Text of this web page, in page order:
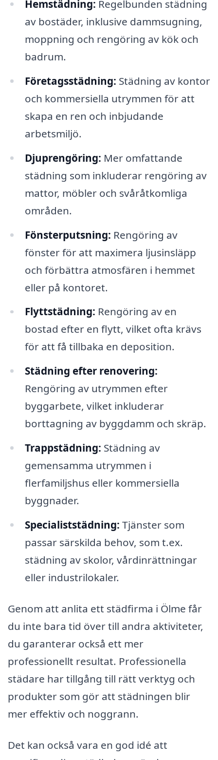
Hemstädning: Regelbunden städning
av bostäder, inklusive dammsugning,
moppning och rengöring av kök och
badrum.
Företagsstädning: Städning av kontor
och kommersiella utrymmen för att
skapa en ren och inbjudande
arbetsmiljö.
Djuprengöring: Mer omfattande
städning som inkluderar rengöring av
mattor, möbler och svåråtkomliga
områden.
Fönsterputsning: Rengöring av
fönster för att maximera ljusinsläpp
och förbättra atmosfären i hemmet
eller på kontoret.
Flyttstädning: Rengöring av en
bostad efter en flytt, vilket ofta krävs
för att få tillbaka en deposition.
Städning efter renovering:
Rengöring av utrymmen efter
byggarbete, vilket inkluderar
borttagning av byggdamm och skräp.
Trappstädning: Städning av
gemensamma utrymmen i
flerfamiljshus eller kommersiella
byggnader.
Specialiststädning: Tjänster som
passar särskilda behov, som t.ex.
städning av skolor, vårdinrättningar
eller industrilokaler.
Genom att anlita ett städfirma i Ölme får
du inte bara tid över till andra aktiviteter,
du garanterar också ett mer
professionellt resultat. Professionella
städare har tillgång till rätt verktyg och
produkter som gör att städningen blir
mer effektiv och noggrann.
Det kan också vara en god idé att